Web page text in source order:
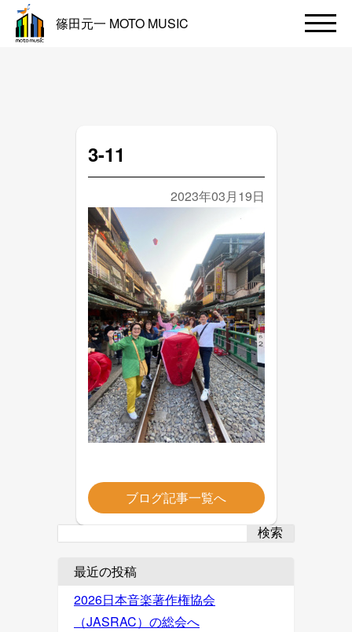
篠田元一 MOTO MUSIC
3-11
2023年03月19日
ブログ記事一覧へ
検索
最近の投稿
2026日本音楽著作権協会
（JASRAC）の総会へ